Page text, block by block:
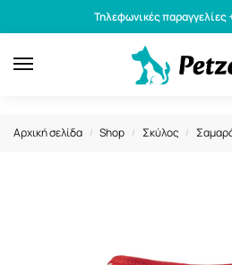
Τηλεφωνικές παραγγελίες
Αρχική σελίδα / Shop / Σκύλος /